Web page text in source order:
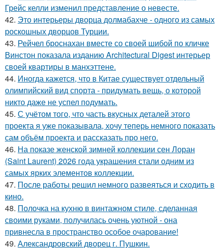
Грейс келли изменил представление о невесте.
42. Это интерьеры дворца долмабахче - одного из самых
роскошных дворцов Турции.
43. Рейчел броснахан вместе со своей шибой по кличке
Винстон показала изданию Architectural Digest интерьер
своей квартиры в манхэттене.
44. Иногда кажется, что в Китае существует отдельный
олимпийский вид спорта - придумать вещь, о которой
никто даже не успел подумать.
45. С учётом того, что часть вкусных деталей этого
проекта я уже показывала, хочу теперь немного показать
сам объём проекта и рассказать про него.
46. На показе женской зимней коллекции сен Лоран
(Saint Laurent) 2026 года украшения стали одним из
самых ярких элементов коллекции.
47. После работы решил немного развеяться и сходить в
кино.
48. Полочка на кухню в винтажном стиле, сделанная
своими руками, получилась очень уютной - она
привнесла в пространство особое очарование!
49. Александровский дворец г. Пушкин.